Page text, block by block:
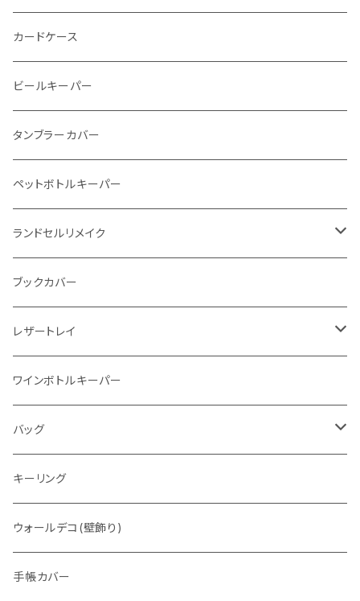
ストーンウォレット
メタルウォレット
インビジブルウォレット
イントレチャート 編み込みアートウォレット
"Crammy"L字フラップウォレット
"メッセージ"カリグラフィーウォレット
折り財布
L字ファスナー
柔らか革財布
イントレチャート
ラウンドファスナー
カードケース
ビールキーパー
タンブラーカバー
ペットボトルキーパー
ランドセルリメイク
写真立て
ブックカバー
レザートレイ
番外編"Wave"
通常盤
ワインボトルキーパー
バッグ
トートバッグ
ウォレットバッグ
キーリング
ウォールデコ(壁飾り)
手帳カバー